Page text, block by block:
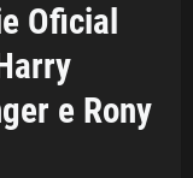
Oficial
e Rony